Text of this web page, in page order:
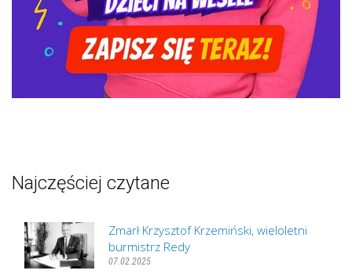
Najczęściej czytane
Zmarł Krzysztof Krzemiński, wieloletni
burmistrz Redy
07.02.2025